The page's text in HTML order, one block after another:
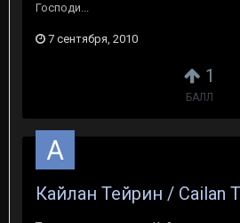
1
БАЛЛ
Господи...
7 сентября, 2010
Кайлан Тейрин / Cailan